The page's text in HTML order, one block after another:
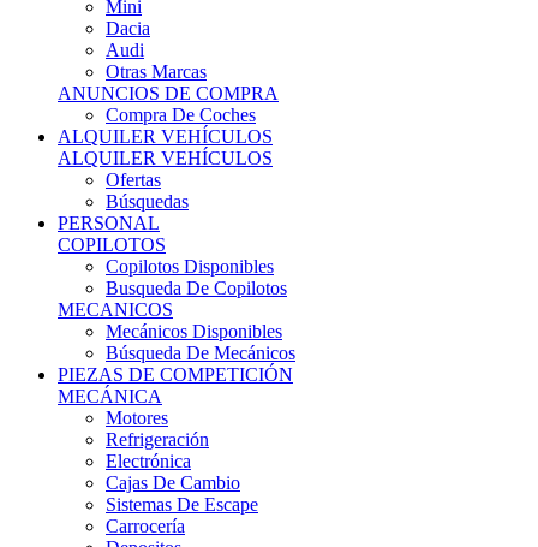
Mini
Dacia
Audi
Otras Marcas
ANUNCIOS DE COMPRA
Compra De Coches
ALQUILER VEHÍCULOS
ALQUILER VEHÍCULOS
Ofertas
Búsquedas
PERSONAL
COPILOTOS
Copilotos Disponibles
Busqueda De Copilotos
MECANICOS
Mecánicos Disponibles
Búsqueda De Mecánicos
PIEZAS DE COMPETICIÓN
MECÁNICA
Motores
Refrigeración
Electrónica
Cajas De Cambio
Sistemas De Escape
Carrocería